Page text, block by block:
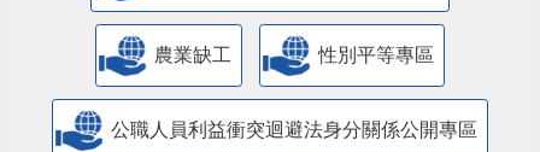
農業缺工 性別平等專區
公職人員利益衝突迴避法身分關係公開專區